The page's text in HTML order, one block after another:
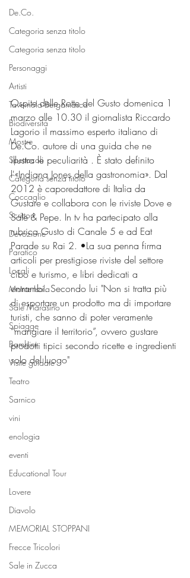
De.Co.
Categoria senza titolo
Categoria senza titolo
Personaggi
Artisti
Tavernola Bergamasca
Biodiversità
Mostre
Spettacoli
Categoria senza titolo
Coccaglio
Scrittori
Devozione
Paratico
Locali
Monte Isola
Sale Marasino
Spiagge
Bambini
Visite guidate
Teatro
Sarnico
vini
enologia
eventi
Educational Tour
Lovere
Diavolo
MEMORIAL STOPPANI
Frecce Tricolori
Sale in Zucca
Ospite delle Rotte del Gusto domenica 1
marzo alle 10.30 il giornalista Riccardo
Lagorio il massimo esperto italiano di
De.Co. autore di una guida che ne
illustra le peculiarità . È stato definito
l'«Indiana Jones della gastronomia». Dal
2012 è caporedattore di Italia da
Gustare e collabora con le riviste Dove e
Sale & Pepe. In tv ha partecipato alla
rubrica Gusto di Canale 5 e ad Eat
Parade su Rai 2. •La sua penna firma
articoli per prestigiose riviste del settore
cibo e turismo, e libri dedicati a
entrambi. Secondo lui "Non si tratta più
di esportare un prodotto ma di importare
turisti, che sanno di poter veramente
“mangiare il territorio”, ovvero gustare
prodotti tipici secondo ricette e ingredienti
solo del luogo"